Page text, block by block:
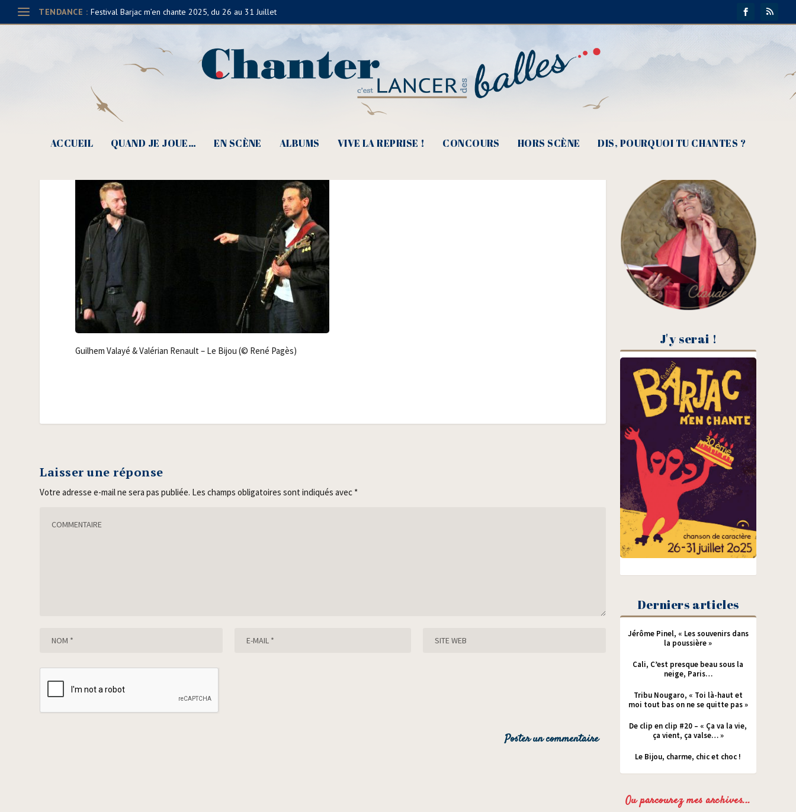
TENDANCE : Festival Barjac m’en chante 2025, du 26 au 31 Juillet
ACCUEIL QUAND JE JOUE… EN SCÈNE ALBUMS VIVE LA REPRISE ! CONCOURS HORS SCÈNE DIS, POURQUOI TU CHANTES ?
Guilhem Valayé & Valérian Renault – Le Bijou (© René Pagès)
Guil­hem Valayé & Valé­rian Renault – Le Bijou (© René Pagès)
Laisser une réponse
Votre adresse e-mail ne sera pas publiée. Les champs obligatoires sont indiqués avec *
J'y serai !
Derniers articles
Jérôme Pinel, « Les souvenirs dans
la poussière »
Cali, C’est presque beau sous la
neige, Paris…
Tribu Nougaro, « Toi là-haut et
moi tout bas on ne se quitte pas »
De clip en clip #20 – « Ça va la vie,
ça vient, ça valse… »
Le Bijou, charme, chic et choc !
Ou parcourez mes archives...